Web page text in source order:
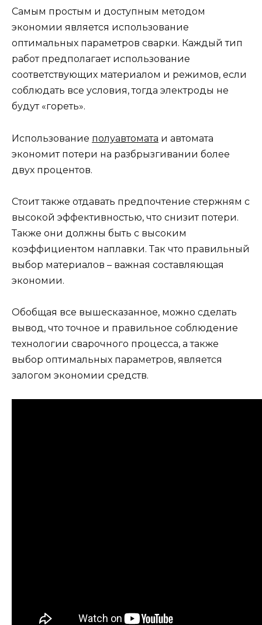
Самым простым и доступным методом
экономии является использование
оптимальных параметров сварки. Каждый тип
работ предполагает использование
соответствующих материалом и режимов, если
соблюдать все условия, тогда электроды не
будут «гореть».
Использование полуавтомата и автомата
экономит потери на разбрызгивании более
двух процентов.
Стоит также отдавать предпочтение стержням с
высокой эффективностью, что снизит потери.
Также они должны быть с высоким
коэффициентом наплавки. Так что правильный
выбор материалов – важная составляющая
экономии.
Обобщая все вышесказанное, можно сделать
вывод, что точное и правильное соблюдение
технологии сварочного процесса, а также
выбор оптимальных параметров, является
залогом экономии средств.